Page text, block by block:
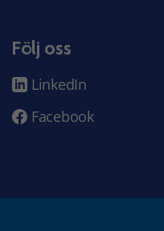
Följ oss
LinkedIn
Facebook